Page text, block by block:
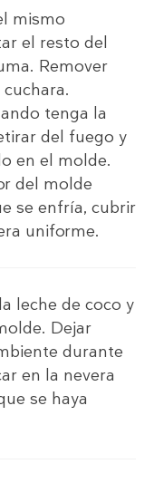
mismo
el resto del
Remover
tenga la
del fuego y
en el molde.
del molde
se enfría, cubrir
uniforme.
leche de coco y
Dejar
durante
en la nevera
se haya